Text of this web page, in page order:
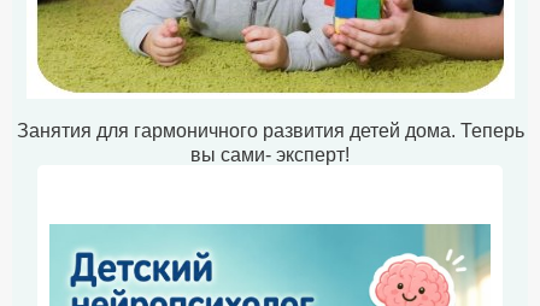
Занятия для гармоничного развития детей дома. Теперь
вы сами- эксперт!